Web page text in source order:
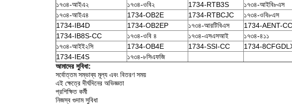
১৭৩৪-আইএ২
১৭৩৪-ওবি২ 1734-RTB3S
১৭৩৪-আইবি৮এস
১৭৩৪-আইএ৪
1734-OB2E 1734-RTBCJC
১৭৩৪-ওবি৮এস
1734-IB4D
1734-OB2EP ১৭৩৪-আরটিবিএস
1734-AENT-CC
1734-IB8S-CC
১৭৩৪-ওবি ৪ ১৭৩৪-এসএসআই
১৭৩৪-৪১১
১৭৩৪-আইই২সি
1734-OB4E 1734-SSI-CC
1734-
1734-IE4S
১৭৩৪-৮সিএফজি
আমাদের সুবিধা:
সর্বোত্তম সম্ভাব্য মূল্য এবং বিতরণ সময়
এই ক্ষেত্রে দীর্ঘদিনের অভিজ্ঞতা
প্রশিক্ষিত কর্মী
নিজস্ব গুদাম সুবিধা